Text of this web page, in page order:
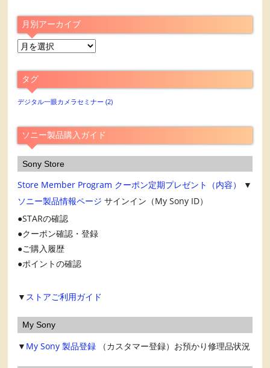
月別アーカイブ
月
ア
ー
カ
ブ
タグ
デジタル一眼カメラセミナー (2)
ソニー製品購入ガイド
Sony Store
Store Member Program クーポン定期プレゼント（内容）
▼
ソニー製品情報ページ サインイン（My Sony ID）
STARの確認
クーポン確認・登録
ご購入履歴
ポイントの確認
▼ ストアご利用ガイド
My Sony
▼ My Sony 製品登録 （カスタマー登録）お預かり修理品状況